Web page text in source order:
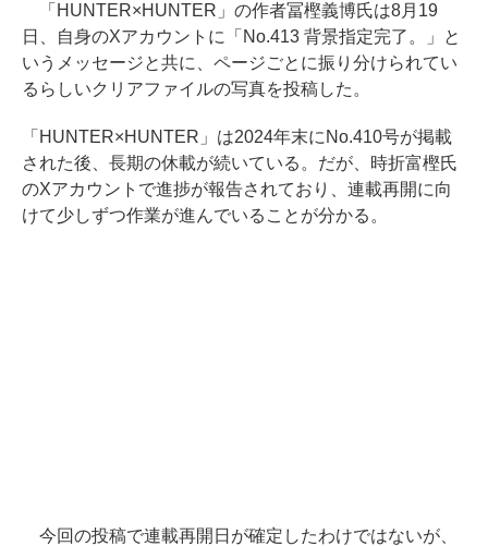
「HUNTER×HUNTER」の作者冨樫義博氏は8月19
日、自身のXアカウントに「No.413 背景指定完了。」と
いうメッセージと共に、ページごとに振り分けられてい
るらしいクリアファイルの写真を投稿した。
「HUNTER×HUNTER」は2024年末にNo.410号が掲載
された後、長期の休載が続いている。だが、時折富樫氏
のXアカウントで進捗が報告されており、連載再開に向
けて少しずつ作業が進んでいることが分かる。
今回の投稿で連載再開日が確定したわけではないが、